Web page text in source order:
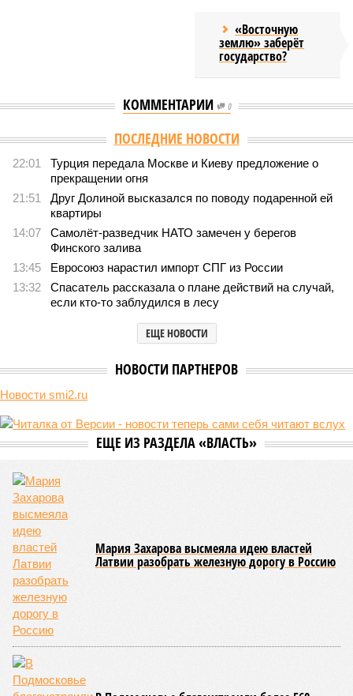
«Восточную
землю» заберёт
государство?
КОММЕНТАРИИ 0
Версия //Конфликт // Монополия вкладывалась-вкладывалась в
Монополия вкладывалась-вкладывалась в Армению и
довкладывалась
РЖД против своей страны
Монополия вкладывалась-вкладывалась в Армению и довкладывалась
(фото: Deep Vision)
Премьер закавказской республики Никол Пашинян заявил, что
его страна может потребовать у Москвы до 2 млрд долларов
В настоящий момент та эксплуатируется «дочкой» ОАО «РЖД»,
причём исключительно за российский счёт. И в
Еревану, а к гендиректору монополии Олегу Белозёрову.
По мнению
выходящего. Дескать, Ереван считает транспортную сеть
своей собственностью и теперь намерен просить за аренду
«железки» означенную сумму. При этом, как отмечают
эксперты, армянская сторона, выставляя этот счёт, не
раскрыла методику его калькуляции, то есть, получается,
взяла цифры с потолка. Отдельно стоит отметить, что
заключённый в 2008 году между Арменией и ОАО «РЖД»
концессионный договор, согласно которому российская
компания получила в управление «железку» республики до
2038-го, вероятно, вовсе не предусматривает такой
постановки вопроса.